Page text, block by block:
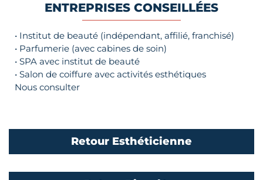
ENTREPRISES CONSEILLÉES
• Institut de beauté (indépendant, affilié, franchisé)
• Parfumerie (avec cabines de soin)
• SPA avec institut de beauté
• Salon de coiffure avec activités esthétiques
Nous consulter
Retour Esthéticienne